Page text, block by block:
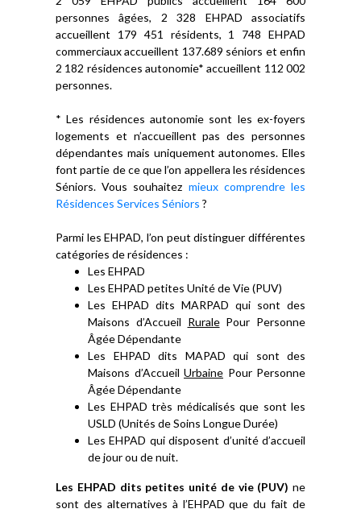
personnes âgées, 2 328 EHPAD associatifs
accueillent 179 451 résidents, 1 748 EHPAD
commerciaux accueillent 137.689 séniors et enfin
2 182 résidences autonomie* accueillent 112 002
personnes.
* Les résidences autonomie sont les ex-foyers
logements et n’accueillent pas des personnes
dépendantes mais uniquement autonomes. Elles
font partie de ce que l’on appellera les résidences
Séniors. Vous souhaitez mieux comprendre les
Résidences Services Séniors ?
Parmi les EHPAD, l’on peut distinguer différentes
catégories de résidences :
Les EHPAD
Les EHPAD petites Unité de Vie (PUV)
Les EHPAD dits MARPAD qui sont des
Maisons d’Accueil RuralePour Personne
Âgée Dépendante
Les EHPAD dits MAPAD qui sont des
Maisons d’Accueil Urbaine Pour Personne
Âgée Dépendante
Les EHPAD très médicalisés que sont les
USLD (Unités de Soins Longue Durée)
Les EHPAD qui disposent d’unité d’accueil
de jour ou de nuit.
Les EHPAD dits petites unité de vie (PUV) ne
sont des alternatives à l’EHPAD que du fait de